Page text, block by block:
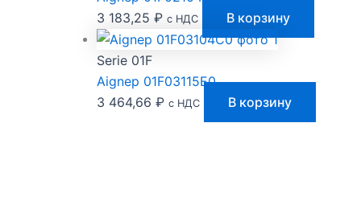
3 183,25 ₽ с НДС В корзину
Serie 01F
Aignep 01F03115E0
3 464,66 ₽ с НДС В корзину